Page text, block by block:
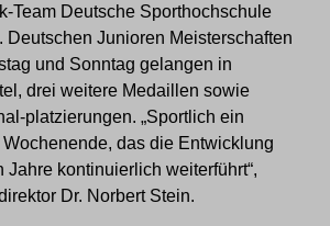
Team Deutsche Sporthochschule
Deutschen Junioren Meisterschaften
und Sonntag gelangen in
drei weitere Medaillen sowie
platzierungen. „Sportlich ein
das die Entwicklung
Jahre kontinuierlich weiterführt“,
Dr. Norbert Stein.